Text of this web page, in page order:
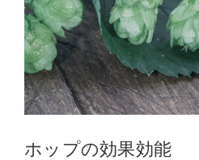
ホップの効果効能